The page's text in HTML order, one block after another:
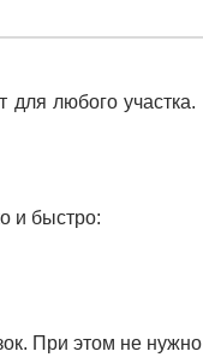
любого
и быстро:
При этом не